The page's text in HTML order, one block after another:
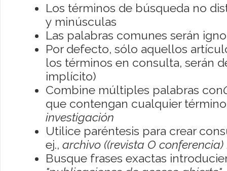
Los términos de búsqueda no
y minúsculas
Las palabras comunes serán
Por defecto, sólo aquellos
los términos en consulta, serán
implícito)
Combine múltiples palabras con
que contengan cualquier
investigación
Utilice paréntesis para crear
ej., archivo ((revista O conferencia)
Busque frases exactas